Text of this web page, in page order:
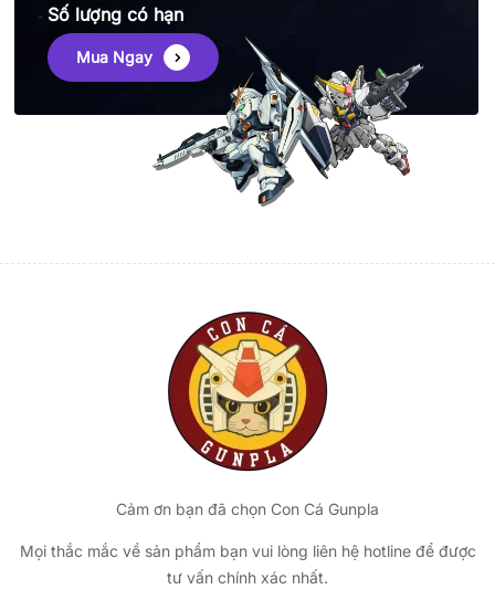
Số lượng có hạn
Mua Ngay
Cảm ơn bạn đã chọn Con Cá Gunpla
Mọi thắc mắc về sản phẩm bạn vui lòng liên hệ hotline để được
tư vấn chính xác nhất.